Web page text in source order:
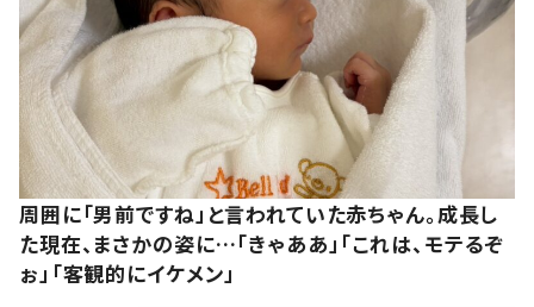
周囲に「男前ですね」と言われていた赤ちゃん。成長し
た現在、まさかの姿に…「きゃああ」「これは、モテるぞ
ぉ」「客観的にイケメン」